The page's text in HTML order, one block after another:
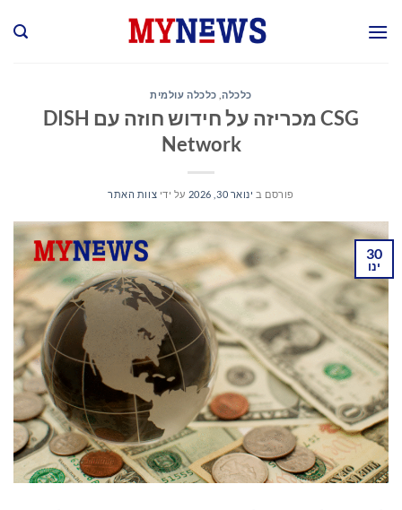
כלכלה, כלכלה עולמית
CSG מכריזה על חידוש חוזה עם DISH
Network
פורסם ב ינואר 30, 2026 על ידי צוות האתר
30
ינו